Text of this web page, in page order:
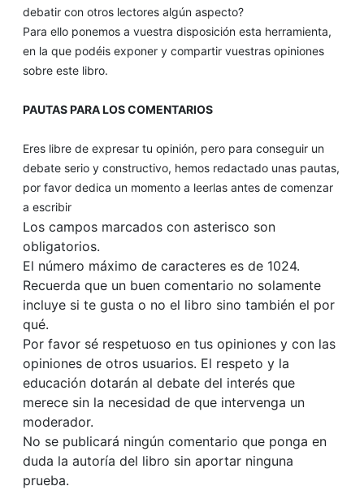
debatir con otros lectores algún aspecto?
Para ello ponemos a vuestra disposición esta herramienta,
en la que podéis exponer y compartir vuestras opiniones
sobre este libro.
PAUTAS PARA LOS COMENTARIOS
Eres libre de expresar tu opinión, pero para conseguir un
debate serio y constructivo, hemos redactado unas pautas,
por favor dedica un momento a leerlas antes de comenzar
a escribir
Los campos marcados con asterisco son
obligatorios.
El número máximo de caracteres es de 1024.
Recuerda que un buen comentario no solamente
incluye si te gusta o no el libro sino también el por
qué.
Por favor sé respetuoso en tus opiniones y con las
opiniones de otros usuarios. El respeto y la
educación dotarán al debate del interés que
merece sin la necesidad de que intervenga un
moderador.
No se publicará ningún comentario que ponga en
duda la autoría del libro sin aportar ninguna
prueba.